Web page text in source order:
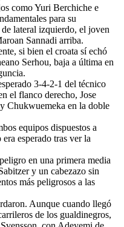
como Yuri Berchiche e
para su
lateral izquierdo, el joven
Sannadi arriba.
si bien el croata sí echó
Serhou, baja a última en
3-4-2-1 del técnico
el flanco derecho, Jose
Chukwuemeka en la doble
equipos dispuestos a
esperado tras ver la
en una primera media
y un cabezazo sin
más peligrosos a las
Aunque cuando llegó
de los gualdinegros,